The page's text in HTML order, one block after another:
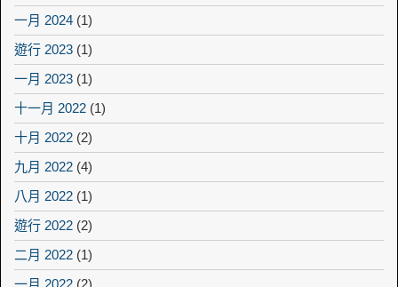
一月 2024 (1)
遊行 2023 (1)
一月 2023 (1)
十一月 2022 (1)
十月 2022 (2)
九月 2022 (4)
八月 2022 (1)
遊行 2022 (2)
二月 2022 (1)